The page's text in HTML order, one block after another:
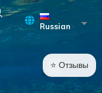
Russian
⭐ Отзывы